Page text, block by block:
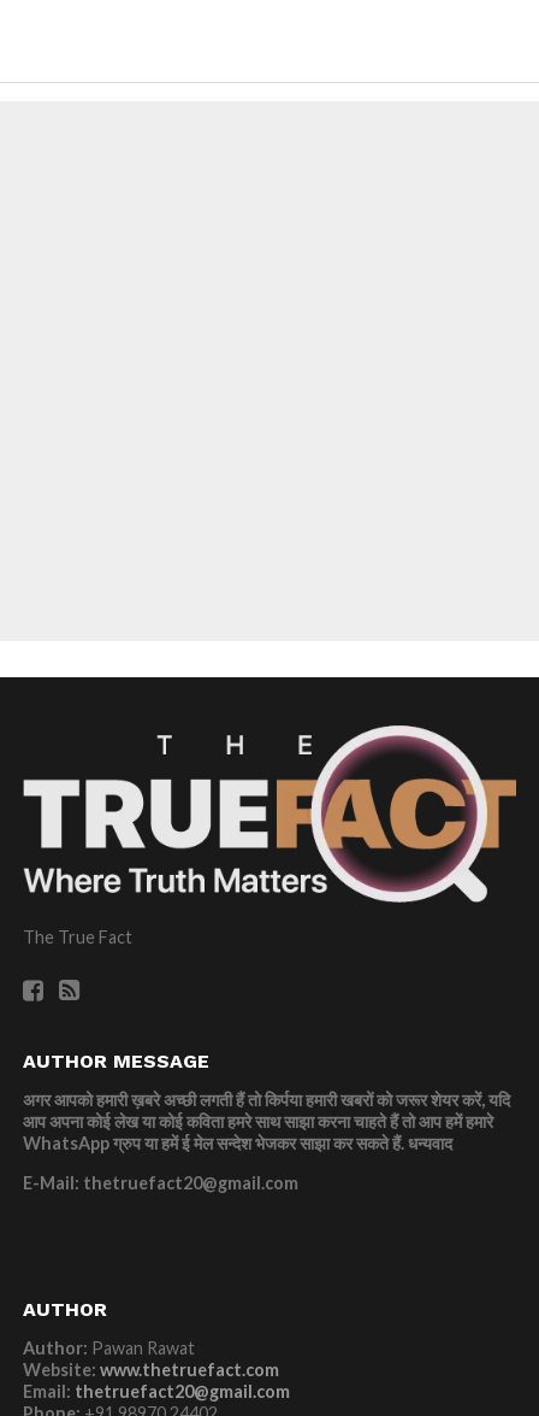
The True Fact
AUTHOR MESSAGE
अगर आपको हमारी ख़बरे अच्छी लगती हैं तो किर्पया हमारी खबरों को जरूर शेयर करें, यदि
आप अपना कोई लेख या कोई कविता हमरे साथ साझा करना चाहते हैं तो आप हमें हमारे
WhatsApp ग्रुप या हमें ई मेल सन्देश भेजकर साझा कर सकते हैं.धन्यवाद
E-Mail: thetruefact20@gmail.com
AUTHOR
Author: Pawan Rawat
Website: www.thetruefact.com
Email: thetruefact20@gmail.com